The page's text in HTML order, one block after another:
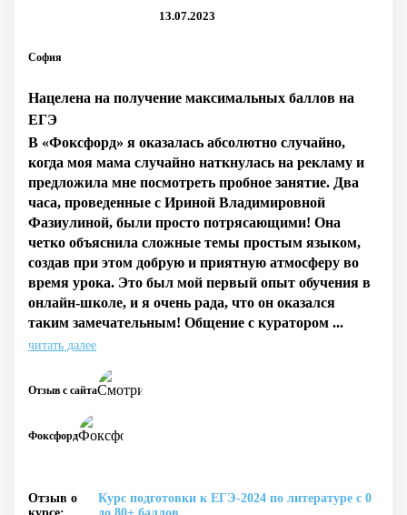
София
13.07.2023
Нацелена на получение максимальных баллов на
ЕГЭ
В «Фоксфорд» я оказалась абсолютно случайно,
когда моя мама случайно наткнулась на рекламу и
предложила мне посмотреть пробное занятие. Два
часа, проведенные с Ириной Владимировной
Фазиулиной, были просто потрясающими! Она
четко объяснила сложные темы простым языком,
создав при этом добрую и приятную атмосферу во
время урока. Это был мой первый опыт обучения в
онлайн-школе, и я очень рада, что он оказался
таким замечательным! Общение с куратором ...
читать далее
Фоксфорд
Отзыв с сайта
Отзыв о
Курс подготовки к ЕГЭ-2024 по литературе с 0